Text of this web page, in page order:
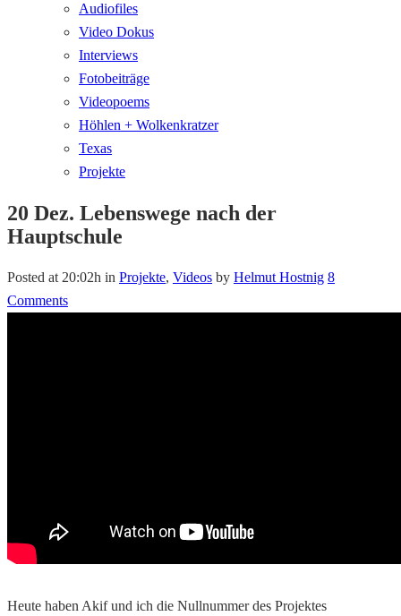
Audiofiles
Video Dokus
Interviews
Fotobeiträge
Videopoems
Höhlen + Wolkenkratzer
Texas
Projekte
20 Dez. Lebenswege nach der
Hauptschule
Posted at 20:02h in Projekte, Videos by Helmut Hostnig 8
Comments
Heute haben Akif und ich die Nullnummer des Projektes